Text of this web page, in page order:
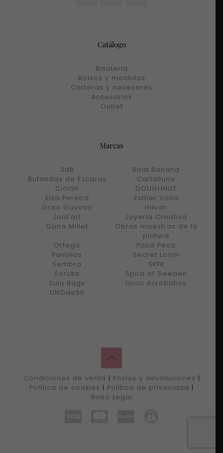
Catálogo
Bisuteria
Bolsos y mochilas
Carteras y neceseres
Accesorios
Outlet
Marcas
2dB
Bold Banana
Bufandas de Ezcaray
Carlalluna
Ciclón
DOUGHNUT
Elza Pereira
Esther Voltà
Grao Gayoso
Hilvah
Joid'art
Joyería Creativa
Oana Millet
Obras maestras de la
pintura
Orfega
Paca Peca
Puntillas
Secret Loom
Sembra
SKFK
Soruka
Spira of Sweden
Sulu Bags
Ucon Acrobatics
UNOde50
Condiciones de venta | Envíos y devoluciones |
Política de cookies | Política de privacidad |
Aviso Legal